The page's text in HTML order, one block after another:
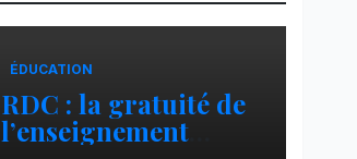
ÉDUCATION
RDC : la gratuité de
l’enseignement